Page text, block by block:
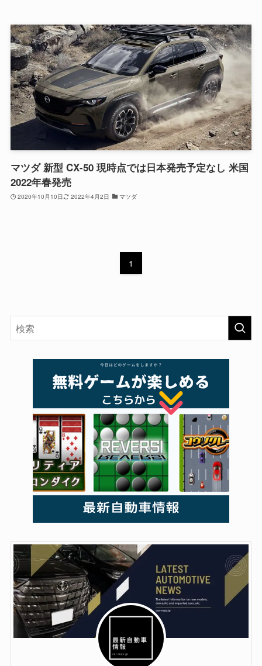
マツダ 新型 CX-50 現時点では日本発売予定なし 米国
2022年春発売
2020年10月10日 2022年4月2日 マツダ
1